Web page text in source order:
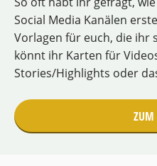
Social Media Kanälen
Vorlagen für euch, die ihr
könnt ihr Karten für
Stories/Highlights oder
ZUM